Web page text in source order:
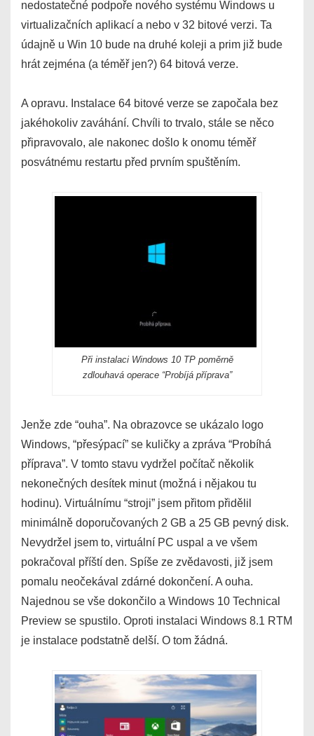
nedostatečné podpoře nového systému Windows u
virtualizačních aplikací a nebo v 32 bitové verzi. Ta
údajně u Win 10 bude na druhé koleji a prim již bude
hrát zejména (a téměř jen?) 64 bitová verze.
A opravu. Instalace 64 bitové verze se započala bez
jakéhokoliv zaváhání. Chvíli to trvalo, stále se něco
připravovalo, ale nakonec došlo k onomu téměř
posvátnému restartu před prvním spuštěním.
Při instalaci Windows 10 TP poměrně
zdlouhavá operace “Probíjá příprava”
Jenže zde “ouha”. Na obrazovce se ukázalo logo
Windows, “přesýpací” se kuličky a zpráva “Probíhá
příprava”. V tomto stavu vydržel počítač několik
nekonečných desítek minut (možná i nějakou tu
hodinu). Virtuálnímu “stroji” jsem přitom přidělil
minimálně doporučovaných 2 GB a 25 GB pevný disk.
Nevydržel jsem to, virtuální PC uspal a ve všem
pokračoval příští den. Spíše ze zvědavosti, již jsem
pomalu neočekával zdárné dokončení. A ouha.
Najednou se vše dokončilo a Windows 10 Technical
Preview se spustilo. Oproti instalaci Windows 8.1 RTM
je instalace podstatně delší. O tom žádná.